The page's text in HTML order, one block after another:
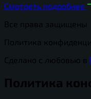
Смотреть подробнее
Все права защищены
Политика
Сделано с любовью в
Политика